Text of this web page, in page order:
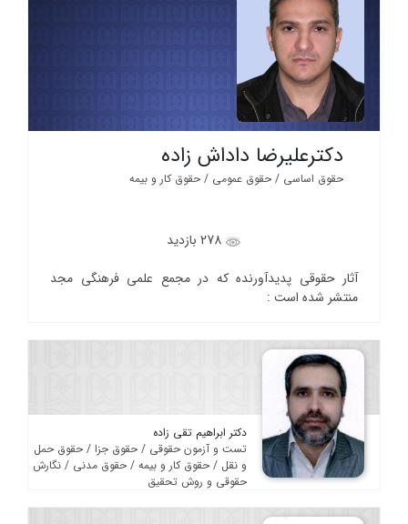
دکترعلیرضا داداش زاده
حقوق اساسی / حقوق عمومی / حقوق کار و بیمه
آثار حقوقی پدیدآورنده که در مجمع علمی فرهنگی مجد
منتشر شده است :
دکتر ابراهیم تقی زاده
تست و آزمون حقوقی / حقوق جزا / حقوق حمل
و نقل / حقوق کار و بیمه / حقوق مدنی / نگارش
حقوقی و روش تحقیق